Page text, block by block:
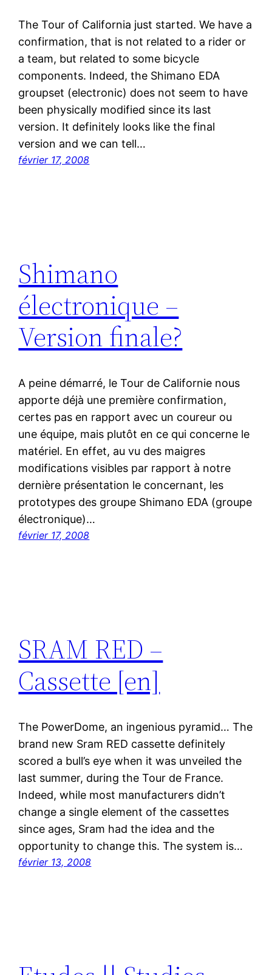
The Tour of California just started. We have a
confirmation, that is not related to a rider or
a team, but related to some bicycle
components. Indeed, the Shimano EDA
groupset (electronic) does not seem to have
been physically modified since its last
version. It definitely looks like the final
version and we can tell…
février 17, 2008
Shimano
électronique –
Version finale?
A peine démarré, le Tour de Californie nous
apporte déjà une première confirmation,
certes pas en rapport avec un coureur ou
une équipe, mais plutôt en ce qui concerne le
matériel. En effet, au vu des maigres
modifications visibles par rapport à notre
dernière présentation le concernant, les
prototypes des groupe Shimano EDA (groupe
électronique)…
février 17, 2008
SRAM RED –
Cassette [en]
The PowerDome, an ingenious pyramid… The
brand new Sram RED cassette definitely
scored a bull’s eye when it was unveiled the
last summer, during the Tour de France.
Indeed, while most manufacturers didn’t
change a single element of the cassettes
since ages, Sram had the idea and the
opportunity to change this. The system is…
février 13, 2008